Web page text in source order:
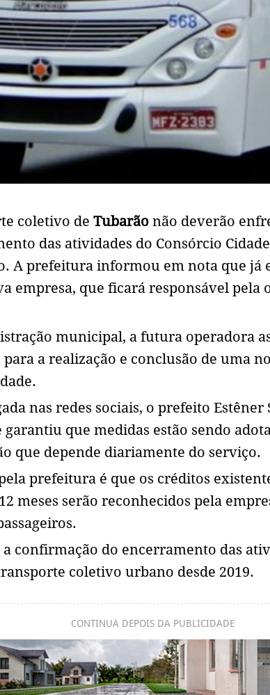
coletivo de Tubarão não deverão
das atividades do Consórcio
A prefeitura informou em nota que já
empresa, que ficará responsável pela
municipal, a futura operadora
a realização e conclusão de uma
nas redes sociais, o prefeito
que medidas estão sendo
que depende diariamente do serviço.
prefeitura é que os créditos
meses serão reconhecidos pela
confirmação do encerramento das
coletivo urbano desde 2019.
CONTINUA DEPOIS DA PUBLICIDADE